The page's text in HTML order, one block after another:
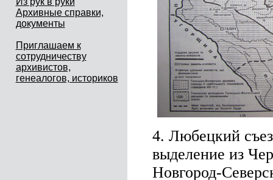
Архивные справки,
документы
Приглашаем к
сотрудничеству
архивистов,
генеалогов, историков
4. Любецкий
выделение из
Новгород-